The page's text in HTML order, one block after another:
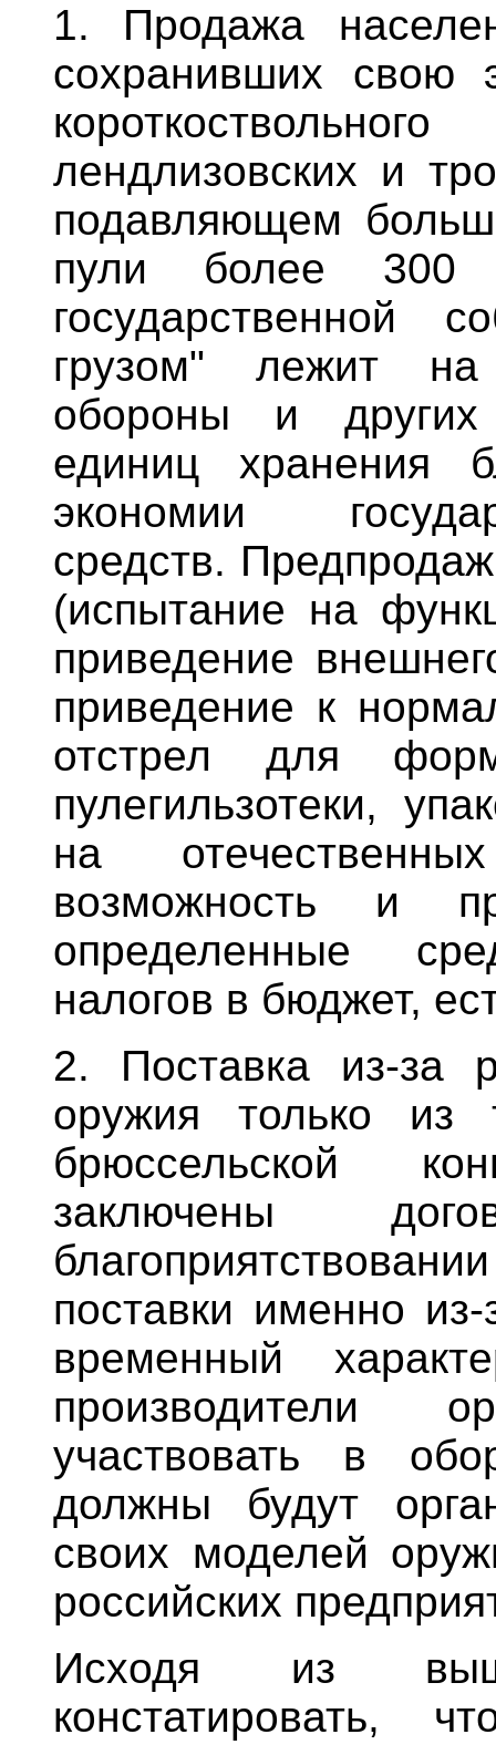
1. Продажа
сохранивших свою
лендлизовских и
подавляющем
пули более 300
государственной
грузом" лежит на
обороны и
единиц хранения
экономии
средств.
(испытание на
приведение
приведение к
отстрел для
пулегильзотеки,
на
возможность и
определенные
налогов в бюджет,
2. Поставка из-за
оружия только
брюссельской
заключены
поставки именно
временный
производители
участвовать в
должны будут
своих моделей
российских
Исходя из
констатировать,